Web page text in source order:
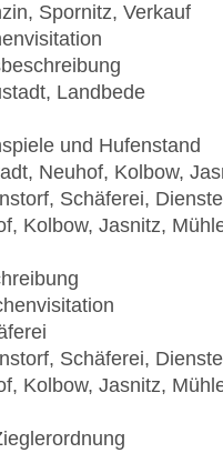
Spornitz, Verkauf
Landbede
und Hufenstand
Neuhof, Kolbow,
Schäferei,
Kolbow, Jasnitz,
Schäferei,
Kolbow, Jasnitz,